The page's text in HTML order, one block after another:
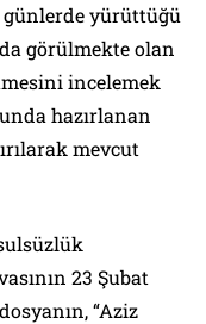
günlerde yürüttüğü
görülmekte olan
incelemek
hazırlanan
mevcut
23 Şubat
“Aziz